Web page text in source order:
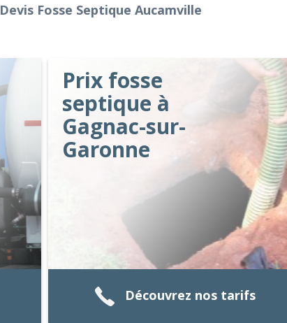
Devis Fosse Septique Aucamville
Prix fosse
septique à
Gagnac-sur-
Garonne
Découvrez nos tarifs